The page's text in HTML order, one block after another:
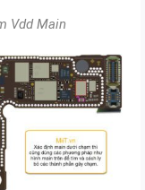
Vdd Main